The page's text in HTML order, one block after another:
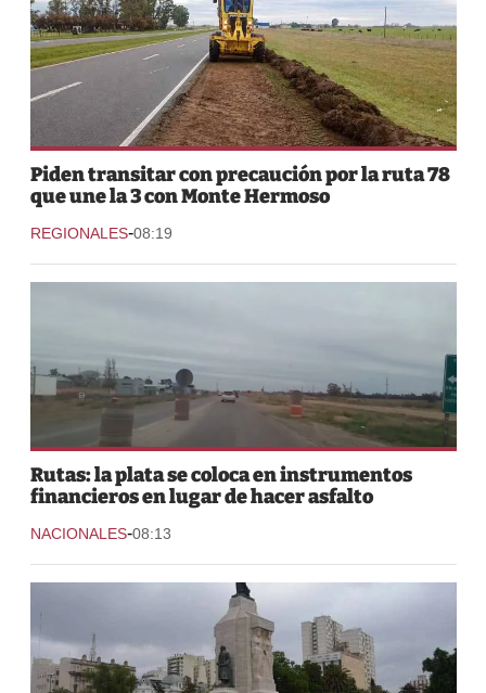
Piden transitar con precaución por la ruta 78
que une la 3 con Monte Hermoso
REGIONALES-08:19
Rutas: la plata se coloca en instrumentos
financieros en lugar de hacer asfalto
NACIONALES-08:13